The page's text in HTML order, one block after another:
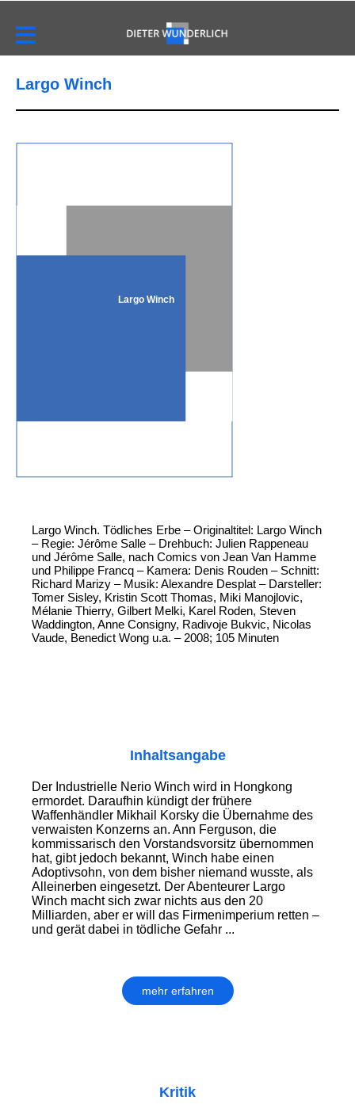
Largo Winch
Largo Winch
Largo Winch. Tödliches Erbe – Originaltitel: Largo Winch
– Regie: Jérôme Salle – Drehbuch: Julien Rappeneau
und Jérôme Salle, nach Comics von Jean Van Hamme
und Philippe Francq – Kamera: Denis Rouden – Schnitt:
Richard Marizy – Musik: Alexandre Desplat – Darsteller:
Tomer Sisley, Kristin Scott Thomas, Miki Manojlovic,
Mélanie Thierry, Gilbert Melki, Karel Roden, Steven
Waddington, Anne Consigny, Radivoje Bukvic, Nicolas
Vaude, Benedict Wong u.a. – 2008; 105 Minuten
Inhaltsangabe
Der Industrielle Nerio Winch wird in Hongkong
ermordet. Daraufhin kündigt der frühere
Waffenhändler Mikhail Korsky die Übernahme des
verwaisten Konzerns an. Ann Ferguson, die
kommissarisch den Vorstandsvorsitz übernommen
hat, gibt jedoch bekannt, Winch habe einen
Adoptivsohn, von dem bisher niemand wusste, als
Alleinerben eingesetzt. Der Abenteurer Largo
Winch macht sich zwar nichts aus den 20
Milliarden, aber er will das Firmenimperium retten –
und gerät dabei in tödliche Gefahr ...
mehr erfahren
Kritik